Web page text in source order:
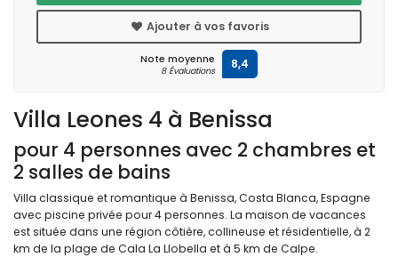
Villa Leones 4 à Benissa
pour 4 personnes avec 2 chambres et
2 salles de bains
Villa classique et romantique à Benissa, Costa Blanca, Espagne
avec piscine privée pour 4 personnes. La maison de vacances
est située dans une région côtière, collineuse et résidentielle, à 2
km de la plage de Cala La Llobella et à 5 km de Calpe.
Ajouter à vos favoris
Note moyenne
8 Évaluations 8,4